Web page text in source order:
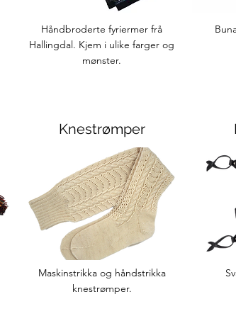
Håndbroderte fyriermer frå
Hallingdal. Kjem i ulike farger og
mønster.
Knestrømper
Maskinstrikka og håndstrikka
knestrømper.